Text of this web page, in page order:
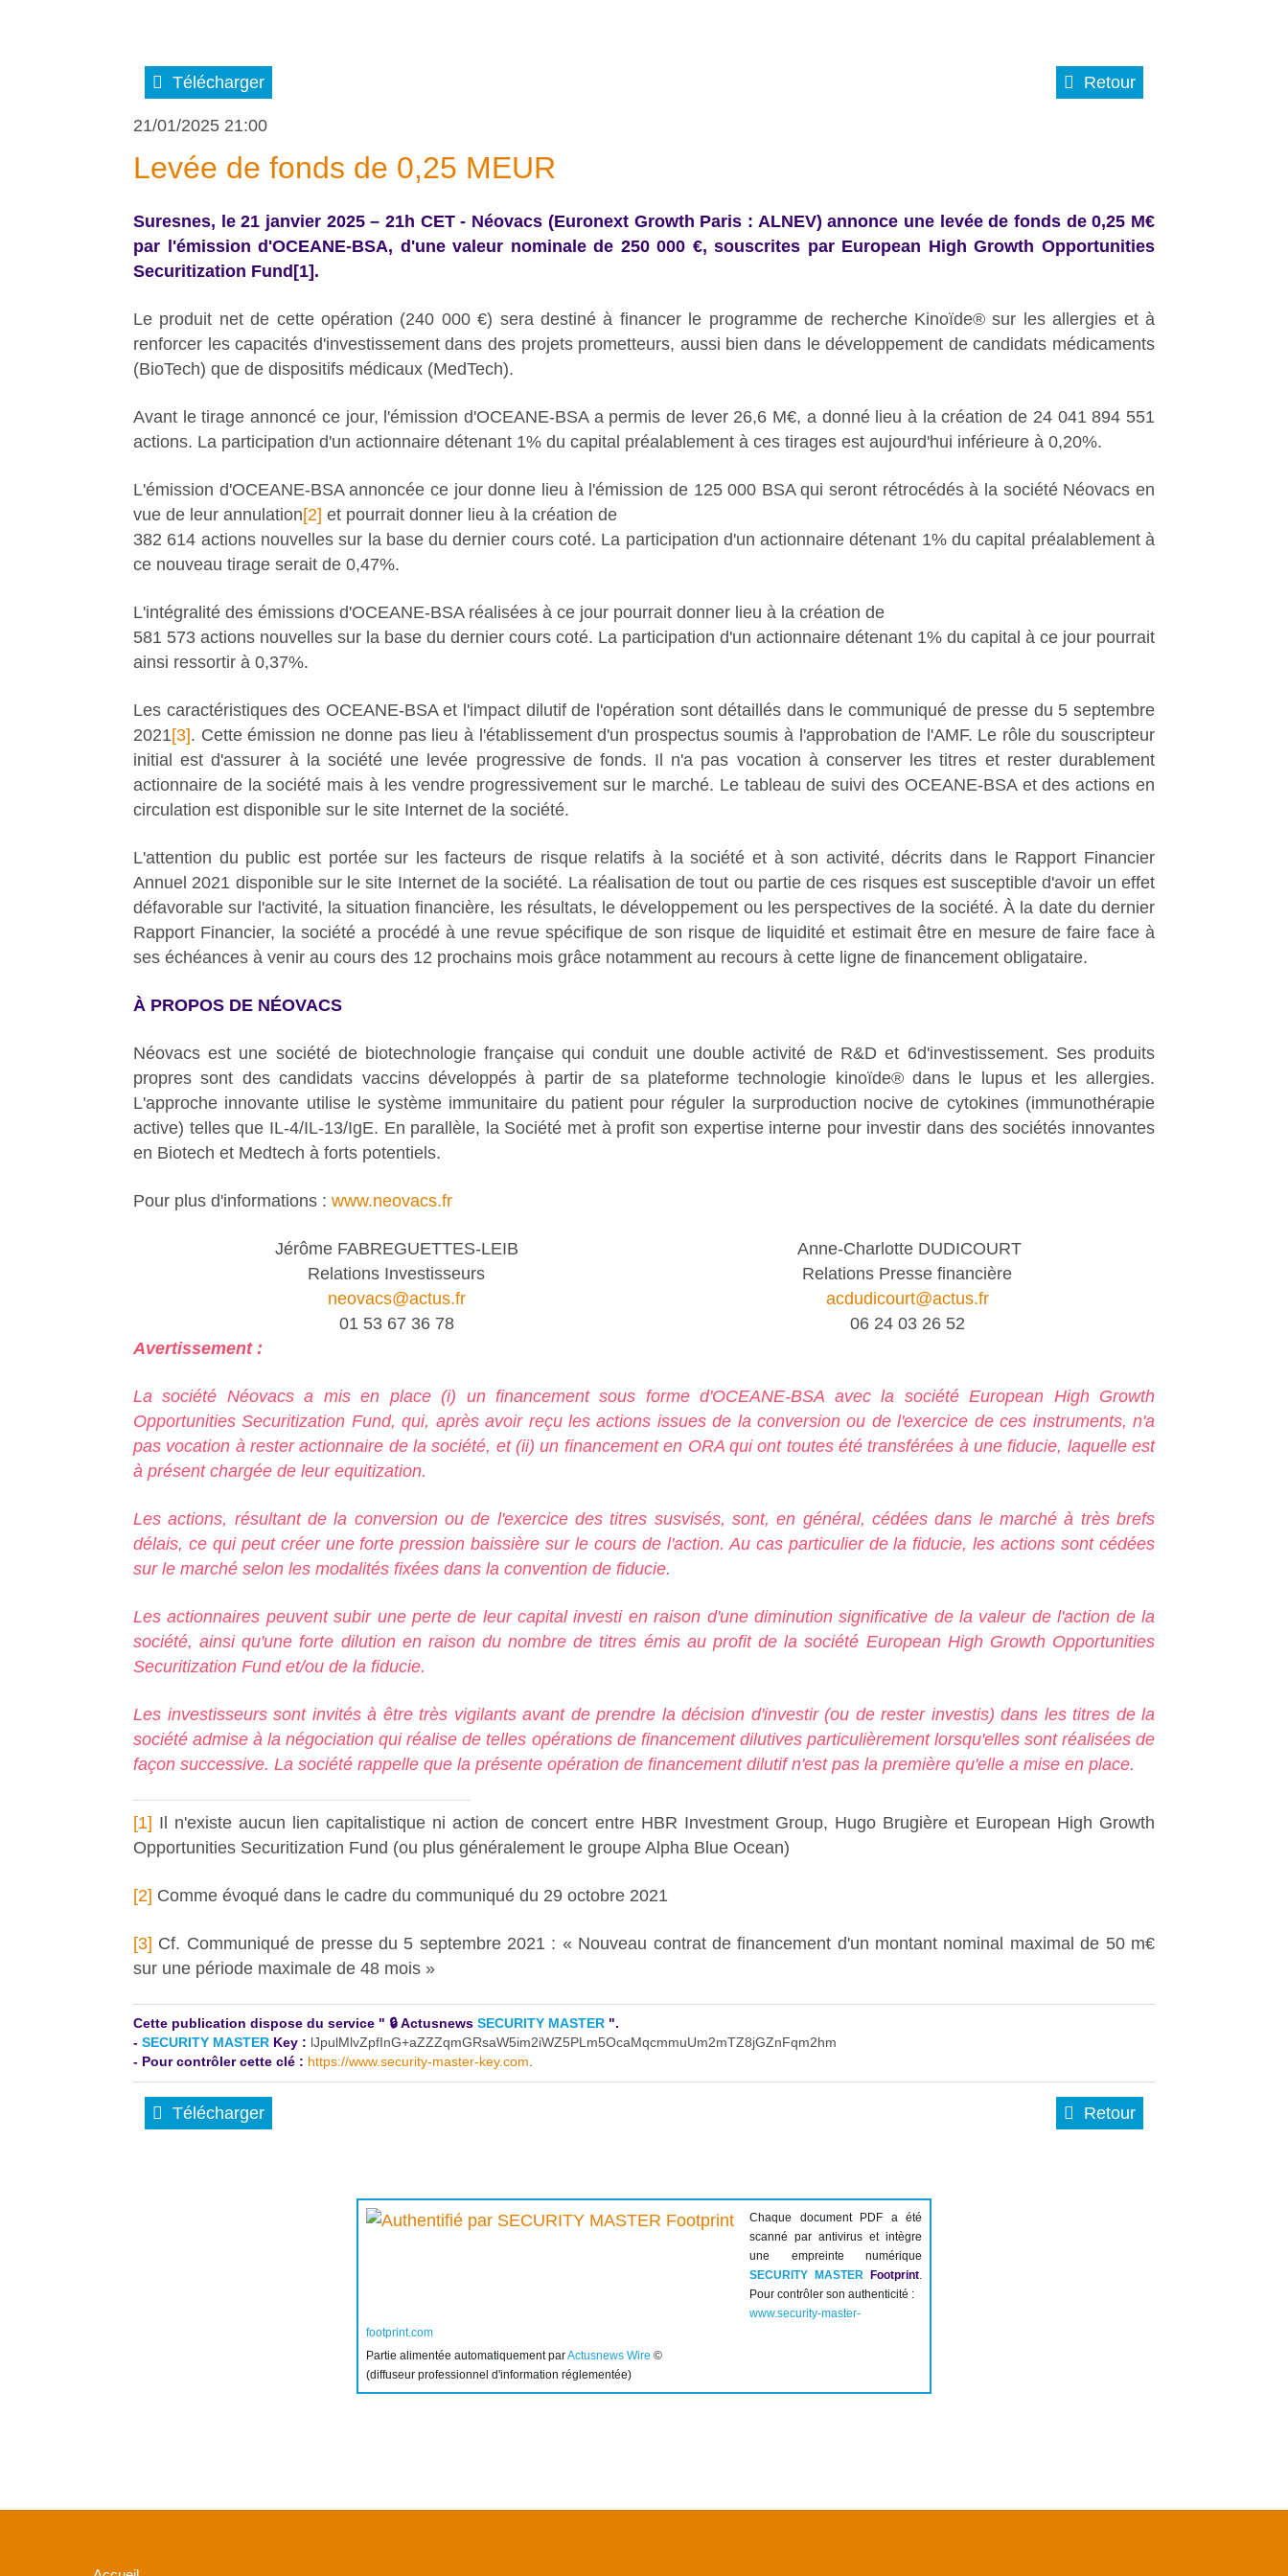
Télécharger Retour
21/01/2025 21:00
Levée de fonds de 0,25 MEUR
Suresnes, le 21 janvier 2025 – 21h CET - Néovacs (Euronext Growth Paris : ALNEV) annonce une levée de fonds de 0,25 M€
par l'émission d'OCEANE-BSA, d'une valeur nominale de 250 000 €, souscrites par European High Growth Opportunities
Securitization Fund [1] .
Le produit net de cette opération (240 000 €) sera destiné à financer le programme de recherche Kinoïde® sur les allergies et à
renforcer les capacités d'investissement dans des projets prometteurs, aussi bien dans le développement de candidats médicaments
(BioTech) que de dispositifs médicaux (MedTech).
Avant le tirage annoncé ce jour, l'émission d'OCEANE-BSA a permis de lever 26,6 M€, a donné lieu à la création de 24 041 894 551
actions. La participation d'un actionnaire détenant 1% du capital préalablement à ces tirages est aujourd'hui inférieure à 0,20%.
L'émission d'OCEANE-BSA annoncée ce jour donne lieu à l'émission de 125 000 BSA qui seront rétrocédés à la société Néovacs en
vue de leur annulation[2] et pourrait donner lieu à la création de
382 614 actions nouvelles sur la base du dernier cours coté. La participation d'un actionnaire détenant 1% du capital préalablement à
ce nouveau tirage serait de 0,47%.
L'intégralité des émissions d'OCEANE-BSA réalisées à ce jour pourrait donner lieu à la création de
581 573 actions nouvelles sur la base du dernier cours coté. La participation d'un actionnaire détenant 1% du capital à ce jour pourrait
ainsi ressortir à 0,37%.
Les caractéristiques des OCEANE-BSA et l'impact dilutif de l'opération sont détaillés dans le communiqué de presse du 5 septembre
2021[3]. Cette émission ne donne pas lieu à l'établissement d'un prospectus soumis à l'approbation de l'AMF. Le rôle du souscripteur
initial est d'assurer à la société une levée progressive de fonds. Il n'a pas vocation à conserver les titres et rester durablement
actionnaire de la société mais à les vendre progressivement sur le marché. Le tableau de suivi des OCEANE-BSA et des actions en
circulation est disponible sur le site Internet de la société.
L'attention du public est portée sur les facteurs de risque relatifs à la société et à son activité, décrits dans le Rapport Financier
Annuel 2021 disponible sur le site Internet de la société. La réalisation de tout ou partie de ces risques est susceptible d'avoir un effet
défavorable sur l'activité, la situation financière, les résultats, le développement ou les perspectives de la société. À la date du dernier
Rapport Financier, la société a procédé à une revue spécifique de son risque de liquidité et estimait être en mesure de faire face à
ses échéances à venir au cours des 12 prochains mois grâce notamment au recours à cette ligne de financement obligataire.
À PROPOS DE NÉOVACS
Néovacs est une société de biotechnologie française qui conduit une double activité de R&D et 6d'investissement. Ses produits
propres sont des candidats vaccins développés à partir de sa plateforme technologie kinoïde® dans le lupus et les allergies.
L'approche innovante utilise le système immunitaire du patient pour réguler la surproduction nocive de cytokines (immunothérapie
active) telles que IL-4/IL-13/IgE. En parallèle, la Société met à profit son expertise interne pour investir dans des sociétés innovantes
en Biotech et Medtech à forts potentiels.
Pour plus d'informations : www.neovacs.fr
Jérôme FABREGUETTES-LEIB
Relations Investisseurs
neovacs@actus.fr
01 53 67 36 78
Anne-Charlotte DUDICOURT
Relations Presse financière
acdudicourt@actus.fr
06 24 03 26 52
Avertissement :
La société Néovacs a mis en place (i) un financement sous forme d'OCEANE-BSA avec la société European High Growth
Opportunities Securitization Fund, qui, après avoir reçu les actions issues de la conversion ou de l'exercice de ces instruments, n'a
pas vocation à rester actionnaire de la société, et (ii) un financement en ORA qui ont toutes été transférées à une fiducie, laquelle est
à présent chargée de leur equitization.
Les actions, résultant de la conversion ou de l'exercice des titres susvisés, sont, en général, cédées dans le marché à très brefs
délais, ce qui peut créer une forte pression baissière sur le cours de l'action. Au cas particulier de la fiducie, les actions sont cédées
sur le marché selon les modalités fixées dans la convention de fiducie.
Les actionnaires peuvent subir une perte de leur capital investi en raison d'une diminution significative de la valeur de l'action de la
société, ainsi qu'une forte dilution en raison du nombre de titres émis au profit de la société European High Growth Opportunities
Securitization Fund et/ou de la fiducie.
Les investisseurs sont invités à être très vigilants avant de prendre la décision d'investir (ou de rester investis) dans les titres de la
société admise à la négociation qui réalise de telles opérations de financement dilutives particulièrement lorsqu'elles sont réalisées de
façon successive. La société rappelle que la présente opération de financement dilutif n'est pas la première qu'elle a mise en place.
[1] Il n'existe aucun lien capitalistique ni action de concert entre HBR Investment Group, Hugo Brugière et European High Growth
Opportunities Securitization Fund (ou plus généralement le groupe Alpha Blue Ocean)
[2] Comme évoqué dans le cadre du communiqué du 29 octobre 2021
[3] Cf. Communiqué de presse du 5 septembre 2021 : « Nouveau contrat de financement d'un montant nominal maximal de 50 m€
sur une période maximale de 48 mois »
Cette publication dispose du service " 🔒 Actusnews SECURITY MASTER ".
- SECURITY MASTER Key : lJpulMlvZpfInG+aZZZqmGRsaW5im2iWZ5PLm5OcaMqcmmuUm2mTZ8jGZnFqm2hm
- Pour contrôler cette clé : https://www.security-master-key.com.
Télécharger Retour
Chaque document PDF a été
scanné par antivirus et intègre
une empreinte numérique
SECURITY MASTER Footprint.
Pour contrôler son authenticité :
www.security-master-
footprint.com
Partie alimentée automatiquement parActusnews Wire ©
(diffuseur professionnel d'information réglementée)